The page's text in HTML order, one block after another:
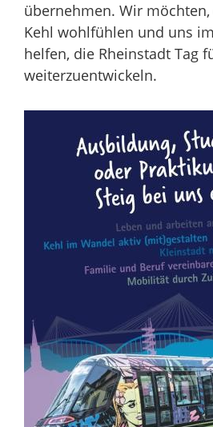
übernehmen. Wir möchten,
Kehl wohlfühlen und uns
helfen, die Rheinstadt Tag
weiterzuentwickeln.